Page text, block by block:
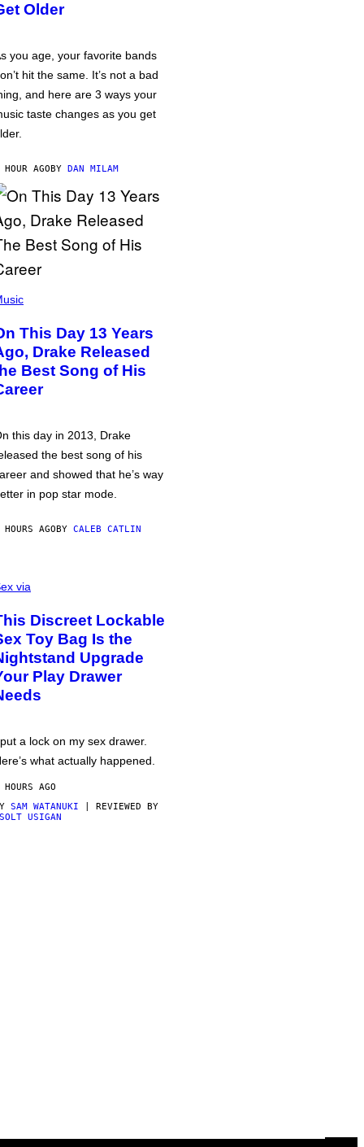
Older
you age, your favorite bands
hit the same. It’s not a bad
and here are 3 ways your
taste changes as you get
HOUR AGOBY DAN MILAM
This Day 13 Years
Drake Released
Best Song of His
this day in 2013, Drake
the best song of his
and showed that he’s way
in pop star mode.
AGOBY CALEB CATLIN
via
Discreet Lockable
Toy Bag Is the
Upgrade
Play Drawer
a lock on my sex drawer.
what actually happened.
AGO
SAM WATANUKI | REVIEWED BY
USIGAN